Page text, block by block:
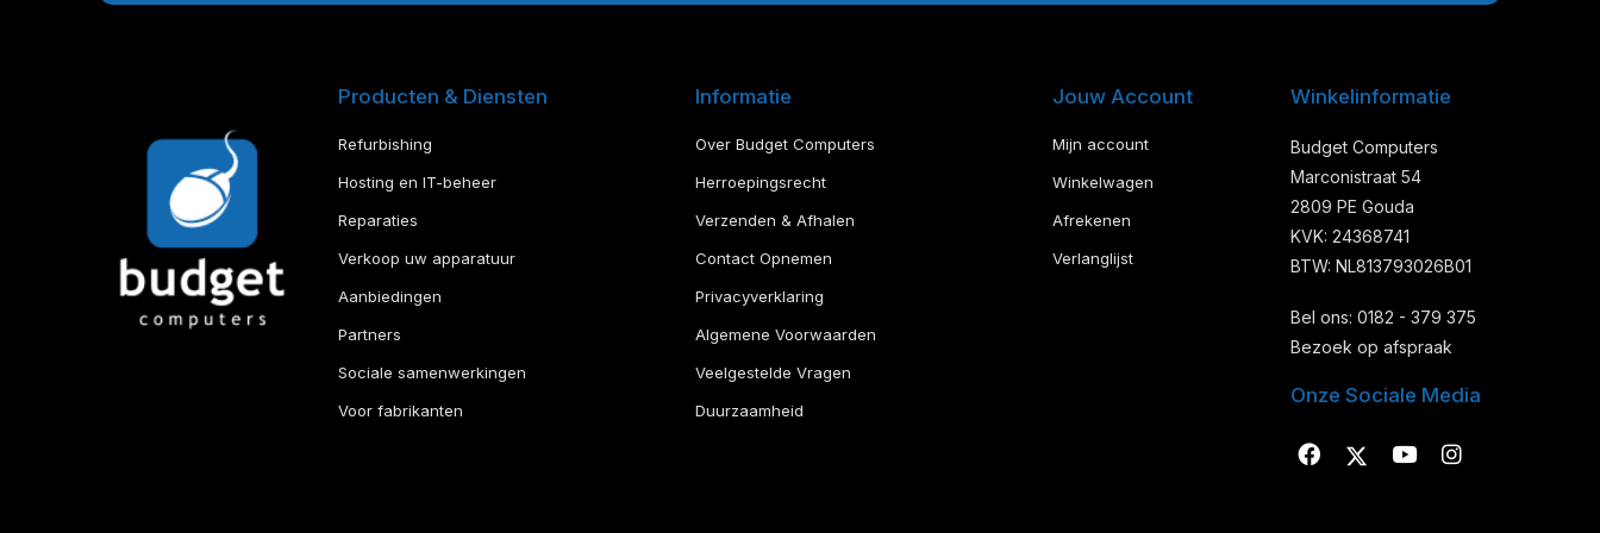
Producten & Diensten
Refurbishing
Hosting en IT-beheer
Reparaties
Verkoop uw apparatuur
Aanbiedingen
Partners
Sociale samenwerkingen
Voor fabrikanten
Informatie
Over Budget Computers
Herroepingsrecht
Verzenden & Afhalen
Contact Opnemen
Privacyverklaring
Algemene Voorwaarden
Veelgestelde Vragen
Duurzaamheid
Jouw Account
Mijn account
Winkelwagen
Afrekenen
Verlanglijst
Winkelinformatie
Budget Computers
Marconistraat 54
2809 PE Gouda
KVK: 24368741
BTW: NL813793026B01
Bel ons: 0182 - 379 375
Bezoek op afspraak
Onze Sociale Media